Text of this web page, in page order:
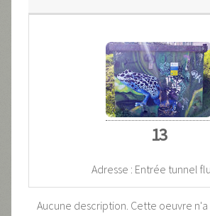
13
Adresse : Entrée tunnel
Aucune description. Cette oeuvre